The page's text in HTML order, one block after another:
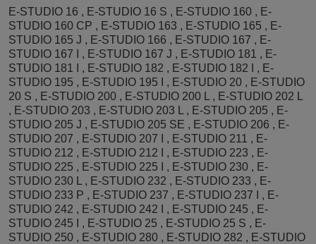
E-STUDIO 16 , E-STUDIO 16 S , E-STUDIO 160 , E-
STUDIO 160 CP , E-STUDIO 163 , E-STUDIO 165 , E-
STUDIO 165 J , E-STUDIO 166 , E-STUDIO 167 , E-
STUDIO 167 I , E-STUDIO 167 J , E-STUDIO 181 , E-
STUDIO 181 I , E-STUDIO 182 , E-STUDIO 182 I , E-
STUDIO 195 , E-STUDIO 195 I , E-STUDIO 20 , E-STUDIO
20 S , E-STUDIO 200 , E-STUDIO 200 L , E-STUDIO 202 L
, E-STUDIO 203 , E-STUDIO 203 L , E-STUDIO 205 , E-
STUDIO 205 J , E-STUDIO 205 SE , E-STUDIO 206 , E-
STUDIO 207 , E-STUDIO 207 I , E-STUDIO 211 , E-
STUDIO 212 , E-STUDIO 212 I , E-STUDIO 223 , E-
STUDIO 225 , E-STUDIO 225 I , E-STUDIO 230 , E-
STUDIO 230 L , E-STUDIO 232 , E-STUDIO 233 , E-
STUDIO 233 P , E-STUDIO 237 , E-STUDIO 237 I , E-
STUDIO 242 , E-STUDIO 242 I , E-STUDIO 245 , E-
STUDIO 245 I , E-STUDIO 25 , E-STUDIO 25 S , E-
STUDIO 250 , E-STUDIO 280 , E-STUDIO 282 , E-STUDIO